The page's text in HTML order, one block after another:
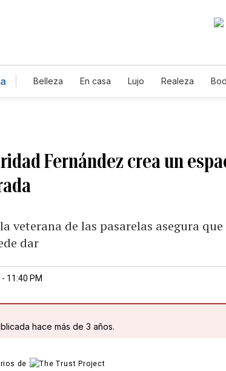
Belleza En casa Lujo Realeza
Fernández crea un
veterana de las pasarelas asegura
dar
11:40 PM
hace más de 3 años.
de